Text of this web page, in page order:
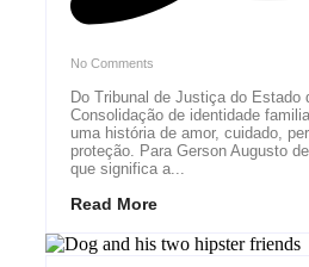
No Comments
Do Tribunal de Justiça do Estado
Consolidação de identidade
uma história de amor, cuidado,
proteção. Para Gerson Augusto
que significa a...
Read More